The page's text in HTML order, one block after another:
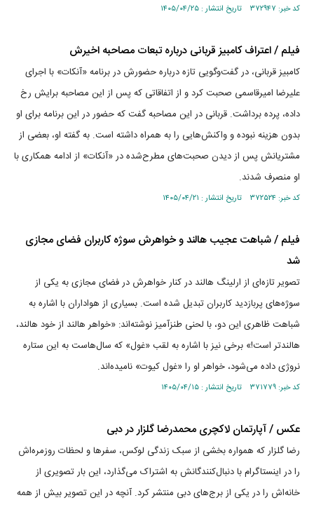
کد خبر: ۳۷۲۹۴۷ تاریخ انتشار : ۱۴۰۵/۰۴/۲۵
فیلم / اعتراف کامبیز قربانی درباره تبعات مصاحبه اخیرش
کامبیز قربانی، در گفت‌وگویی تازه درباره حضورش در برنامه «آنکات» با اجرای
علیرضا امیرقاسمی صحبت کرد و از اتفاقاتی که پس از این مصاحبه برایش رخ
داده، پرده برداشت. قربانی در این مصاحبه گفت که حضور در این برنامه برای او
بدون هزینه نبوده و واکنش‌هایی را به همراه داشته است. به گفته او، بعضی از
مشتریانش پس از دیدن صحبت‌های مطرح‌شده در «آنکات» از ادامه همکاری با
او منصرف شدند.
کد خبر: ۳۷۲۵۲۴ تاریخ انتشار : ۱۴۰۵/۰۴/۲۱
فیلم / شباهت عجیب هالند و خواهرش سوژه کاربران فضای مجازی
شد
تصویر تازه‌ای از ارلینگ هالند در کنار خواهرش در فضای مجازی به یکی از
سوژه‌های پربازدید کاربران تبدیل شده است. بسیاری از هواداران با اشاره به
شباهت ظاهری این دو، با لحنی طنزآمیز نوشته‌اند: «خواهر هالند از خود هالند،
هالند‌تر است!» برخی نیز با اشاره به لقب «غول» که سال‌هاست به این ستاره
نروژی داده می‌شود، خواهر او را «غول کیوت» نامیده‌اند.
کد خبر: ۳۷۱۷۷۹ تاریخ انتشار : ۱۴۰۵/۰۴/۱۵
عکس / آپارتمان لاکچری محمدرضا گلزار در دبی
رضا گلزار که همواره بخشی از سبک زندگی لوکس، سفرها و لحظات روزمره‌اش
را در اینستاگرام با دنبال‌کنندگانش به اشتراک می‌گذارد، این بار تصویری از
خانه‌اش را در یکی از برج‌های دبی منتشر کرد. آنچه در این تصویر بیش از همه